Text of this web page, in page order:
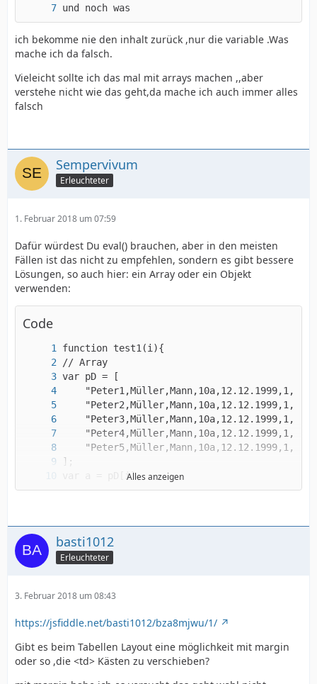
und noch was
ich bekomme nie den inhalt zurück ,nur die variable .Was
mache ich da falsch.
Vieleicht sollte ich das mal mit arrays machen ,,aber
verstehe nicht wie das geht,da mache ich auch immer alles
falsch
Sempervivum
Erleuchteter
1. Februar 2018 um 07:59
Dafür würdest Du eval() brauchen, aber in den meisten
Fällen ist das nicht zu empfehlen, sondern es gibt bessere
Lösungen, so auch hier: ein Array oder ein Objekt
verwenden:
Code
Alles anzeigen
basti1012
Erleuchteter
3. Februar 2018 um 08:43
https://jsfiddle.net/basti1012/bza8mjwu/1/
Gibt es beim Tabellen Layout eine möglichkeit mit margin
oder so ,die <td> Kästen zu verschieben?